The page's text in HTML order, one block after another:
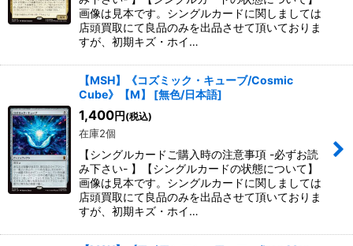
画像は見本です。シングルカードに関しましては
店頭買取にて良品のみを出品させて頂いておりま
すが、初期キズ・ホイ…
【MSH】《コズミック・キューブ/Cosmic
Cube》【M】
[無色/日本語]
1,400円 (税込)
在庫2個
【シングルカードご購入時の注意事項 -必ずお読
み下さい- 】【シングルカードの状態について】
画像は見本です。シングルカードに関しましては
店頭買取にて良品のみを出品させて頂いておりま
すが、初期キズ・ホイ…